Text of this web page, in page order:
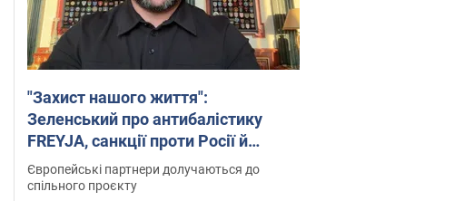
"Захист нашого життя":
Зеленський про антибалістику
FREYJA, санкції проти Росії й
підтримку аграріїв. Відео
Європейські партнери долучаються до
спільного проєкту